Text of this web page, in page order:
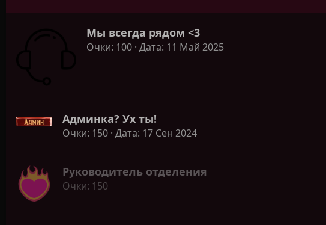
Мы всегда рядом <3
Очки 100 Дата 11 Май 2025
Админка? Ух ты!
Очки 150 Дата 17 Сен 2024
Руководитель отделения
Очки 150